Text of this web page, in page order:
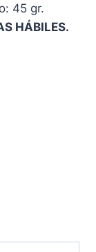
45 gr.
HÁBILES.